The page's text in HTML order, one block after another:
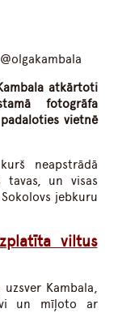
atkārtoti
fotogrāfa
vietnē
neapstrādā
tavas, un visas
jebkuru
viltus
Kambala,
un mīļoto ar